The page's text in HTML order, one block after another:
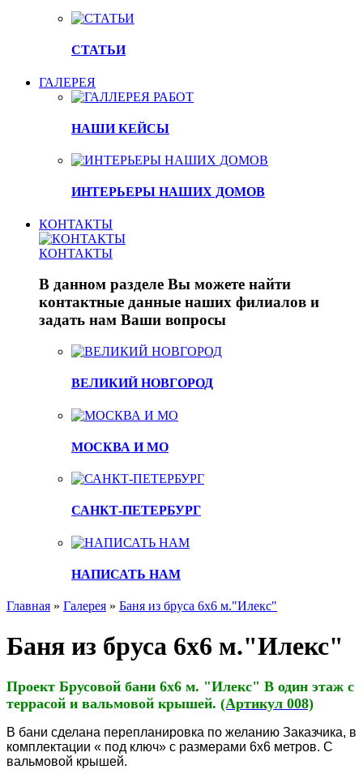
СТАТЬИ
ГАЛЕРЕЯ
НАШИ КЕЙСЫ
ИНТЕРЬЕРЫ НАШИХ ДОМОВ
КОНТАКТЫ
КОНТАКТЫ
В данном разделе Вы можете найти
контактные данные наших филиалов и
задать нам Ваши вопросы
ВЕЛИКИЙ НОВГОРОД
МОСКВА И МО
САНКТ-ПЕТЕРБУРГ
НАПИСАТЬ НАМ
Главная » Галерея » Баня из бруса 6х6 м."Илекс"
Баня из бруса 6х6 м."Илекс"
Проект Брусовой бани 6х6 м. "Илекс" В один этаж с
террасой и вальмовой крышей. (Артикул 008)
В бани сделана перепланировка по желанию Заказчика, в
комплектации « под ключ» с размерами 6х6 метров. С
вальмовой крышей.